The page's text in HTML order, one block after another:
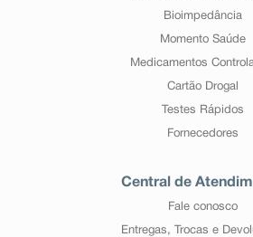
Bioimpedância
Momento Saúde
Medicamentos
Cartão Drogal
Testes Rápidos
Fornecedores
Central de
Fale conosco
Entregas, Trocas e